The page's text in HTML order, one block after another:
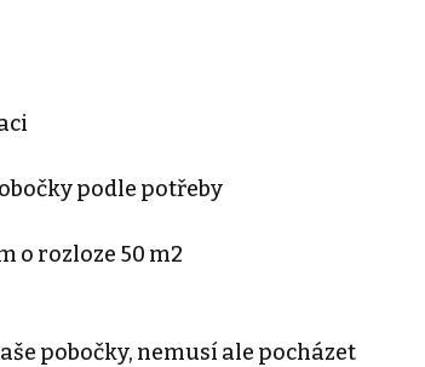
podle potřeby
o rozloze 50 m2
pobočky, nemusí ale pocházet